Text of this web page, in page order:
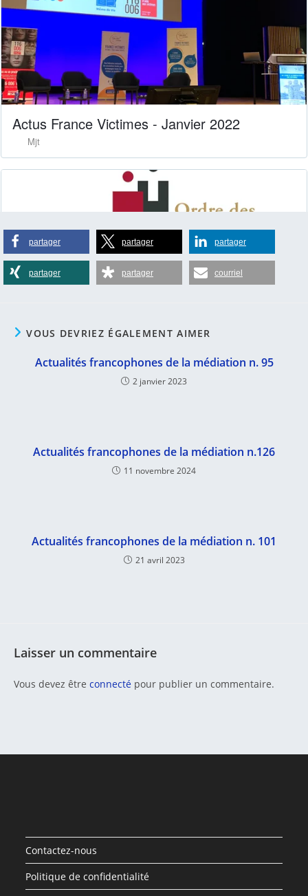
partager partager partager
partager partager courriel
VOUS DEVRIEZ ÉGALEMENT AIMER
Actualités francophones de la médiation n. 95
2 janvier 2023
Actualités francophones de la médiation n.126
11 novembre 2024
Actualités francophones de la médiation n. 101
21 avril 2023
Laisser un commentaire
Vous devez être connecté pour publier un commentaire.
Contactez-nous
Politique de confidentialité